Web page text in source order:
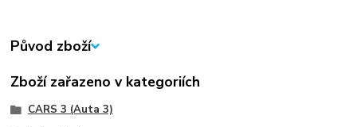
Původ zboží
Zboží zařazeno v kategoriích
CARS 3 (Auta 3)